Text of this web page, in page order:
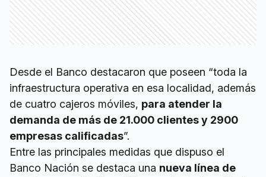
Desde el Banco destacaron que poseen “toda la
infraestructura operativa en esa localidad, además
de cuatro cajeros móviles, para atender la
demanda de más de 21.000 clientes y 2900
empresas calificadas”.
Entre las principales medidas que dispuso el
Banco Nación se destaca una nueva línea de